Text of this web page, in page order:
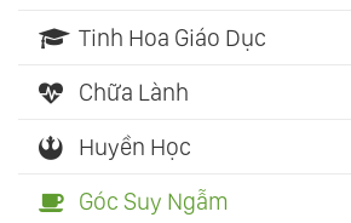
Tinh Hoa Giáo Dục
Chữa Lành
Huyền Học
Góc Suy Ngẫm